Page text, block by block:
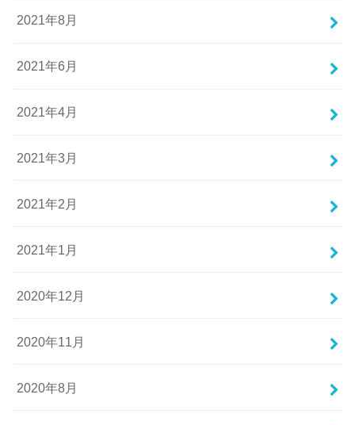
2021年8月
2021年6月
2021年4月
2021年3月
2021年2月
2021年1月
2020年12月
2020年11月
2020年8月